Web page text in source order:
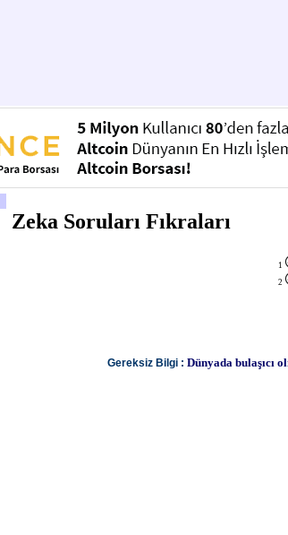
Zeka Soruları Fıkraları
1
2
Gereksiz Bilgi : Dünyada bulaşıcı